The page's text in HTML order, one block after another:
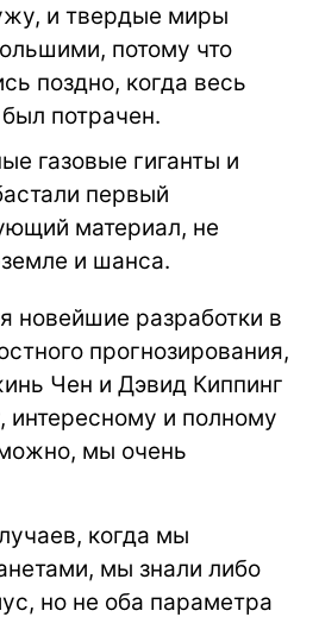
и твердые миры
потому что
поздно, когда весь
потрачен.
газовые гиганты и
первый
материал, не
и шанса.
новейшие разработки в
прогнозирования,
Чен и Дэвид Киппинг
интересному и полному
мы очень
когда мы
мы знали либо
но не оба параметра